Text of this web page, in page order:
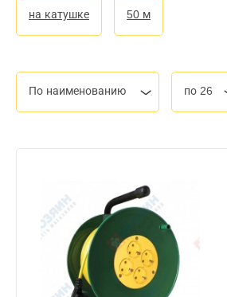
на катушке 50 м
По наименованию по 26